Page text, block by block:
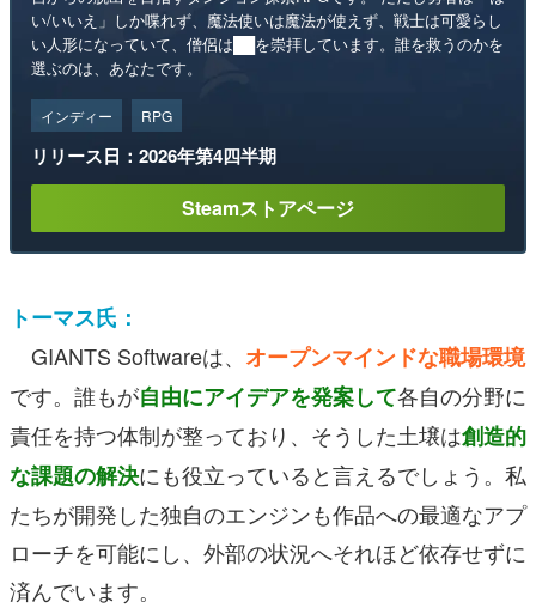
い/いいえ」しか喋れず、魔法使いは魔法が使えず、戦士は可愛らし
い人形になっていて、僧侶は██を崇拝しています。誰を救うのかを
選ぶのは、あなたです。
インディー RPG
リリース日：2026年第4四半期
Steamストアページ
トーマス氏：
GIANTS Softwareは、 オープンマインドな職場環境
です。誰もが自由にアイデアを発案して各自の分野に
責任を持つ体制が整っており、そうした土壌は創造的
な課題の解決にも役立っていると言えるでしょう。私
たちが開発した独自のエンジンも作品への最適なアプ
ローチを可能にし、外部の状況へそれほど依存せずに
済んでいます。